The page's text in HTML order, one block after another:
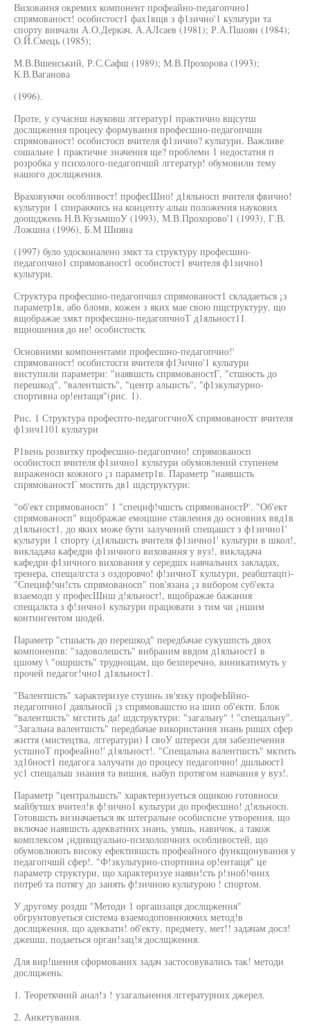
Виховання окремих компонент профеайно-педагопчно1
спрямованост! особистост1 фах1вщв з ф1зично'1 культури та
спорту вивчали А.О.Деркач, А.АЛсаев (1981); Р.А.Пшоян (1984);
О.Й.Смець (1985);
М.В.Вшенський, Р.С.Сафш (1989); М.В.Прохорова (1993);
К.В.Ваганова
(1996).
Проте, у сучаснш науковш лггератур1 практично вщсутш
дослщження процесу формування професшно-педагопчшн
спрямованост! особистосп вчителя ф1зичио? культури. Важливе
сошальне 1 практичне значения ще? проблеми 1 недостатня п
розробка у психолого-педагопчшй лггератур! обумовили тему
нашого дослщження.
Враховуючи особливост! професШно! д1яльносп вчителя фвично!
культури 1 спираючись на концепту альш положения наукових
доошджень Н.В.КузьмшоУ (1993), М.В.Прохорово'1 (1993), Г.В.
Ложшна (1996), Б.М Шияна
(1997) було удосконалено змкт та структуру професшно-
педагопчно1 спрямованост1 особистост1 вчителя ф1зично1
культури.
Структура професшно-педагопчшл спрямованост1 складаеться ¡з
параметр1в, або бломв, кожен з яких мае свою пщструктуру, що
вщображае змкт професшно-педагопчноТ д1яльност11
вщношення до не! особистостк
Основними компонентами професшно-педагопчно!'
спрямованост! особистосги вчителя ф13ично'1 культури
виступили параметри: "наявшсть спрямованостГ, "стшюсть до
перешкод", "валентшсть", "центр альшсть", "ф1зкультурно-
спортивна ор!ентащя"(рис. 1).
Рис. 1 Структура професпто-педагоггчноХ спрямованостг вчителя
ф1зич1101 культури
Р1вень розвитку професшно-педагопчно! спрямованосп
особистосп вчителя ф1зично1 культури обумовлений ступенем
вираженосп кожного ¡з параметр1в. Параметр "наявшсть
спрямованостГ мостить дв1 шдструктури:
"об'ект спрямованосп" 1 "специф!чшсть спрямованостР'. "Об'ект
спрямованосп" вщображае емоцшне ставлення до основних ввд1в
д1яльност1, до яких може бути залучений спещашст з ф1зично1'
культури 1 спорту (д1яльшсть вчителя ф1зично1' культури в школ!,
викладача кафедри ф1зичного виховання у вуз!, викладача
кафедри ф1зичного виховання у середшх навчальних закладах,
тренера, спещалгста з оздоровчо! ф!зичноТ культури, реабштацп)-
"Специф!чн!сть спрямованосп" пов'язана ¡з вибором суб'екта
взаемодп у професШнш д!яльност!, вщображае бажання
спещалкта з ф!зично1 культури працювати з тим чи ¡ншим
контингентом шодей.
Параметр "стшысть до перешкод" передбачае сукушпсть двох
компоненпв: "задоволешсть" вибраним ввдом д1яльност1 в
цшому \ "ошршсть" труднощам, що безперечно, виникатимуть у
прочей педагог!чно1 д1яльност1.
"Валентшсть" характеризуе стушнь зв'язку профеЫйно-
педагопчно1 даяльносй ¡з спрямовашстю на шип об'екти. Блок
"валентшсть" мгстить да! шдструктури: "загальну" ! "спещальну".
"Загальна валентшсть" передбачае використання знань ршшх сфер
життя (мистецтва, лггератури) I своУ штереси для забезпечення
устшноТ профеайно!' д1яльност!. "Спещальна валентшсть" мктить
зд1бност1 педагога залучати до процесу педагопчно! дшлыюст1
ус1 спещальш знания та вишня, набуп протягом навчання у вуз!.
Параметр "центральшсть" характеризуеться ощнкою готовиоси
майбутшх вчител!в ф!зично1 культури до професшно! д!яльносп.
Готовшсть визначаеться як штегральне особиспсне утворення, що
включае наявшсть адекватних знань, умшь, навичок, а також
комплексом ¡ндивщуально-психолопчних особливостей, що
обумовлюють високу ефектившсть профеайного функщонування у
педагопчшй сфер!. "Ф!зкультурно-спортивна ор!ентащя" це
параметр структури, що характеризуе наявн!сть р!зноб!чних
потреб та потягу до занять ф!зичною культурою ! спортом.
У другому роздш "Методи 1 оргашзащя дослщження"
обгрунтовуеться система взаемодоповнюючих метод!в
дослщження, що адекватн! об'екту, предмету, мет!! задачам досл!
джешш, подаеться орган!зац!я дослщження.
Для вир!шення сформованих задач застосовувались так! методи
дослщжень:
1. Теореткчний анал!з ! узагальнення лггературних джерел.
2. Анкетування.